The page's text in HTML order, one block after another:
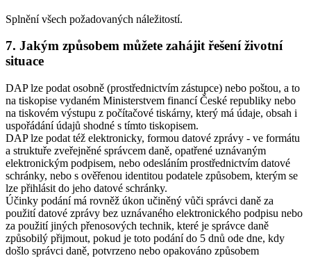
Splnění všech požadovaných náležitostí.
7. Jakým způsobem můžete zahájit řešení životní
situace
DAP lze podat osobně (prostřednictvím zástupce) nebo poštou, a to
na tiskopise vydaném Ministerstvem financí České republiky nebo
na tiskovém výstupu z počítačové tiskárny, který má údaje, obsah i
uspořádání údajů shodné s tímto tiskopisem.
DAP lze podat též elektronicky, formou datové zprávy - ve formátu
a struktuře zveřejněné správcem daně, opatřené uznávaným
elektronickým podpisem, nebo odesláním prostřednictvím datové
schránky, nebo s ověřenou identitou podatele způsobem, kterým se
lze přihlásit do jeho datové schránky.
Účinky podání má rovněž úkon učiněný vůči správci daně za
použití datové zprávy bez uznávaného elektronického podpisu nebo
za použití jiných přenosových technik, které je správce daně
způsobilý přijmout, pokud je toto podání do 5 dnů ode dne, kdy
došlo správci daně, potvrzeno nebo opakováno způsobem